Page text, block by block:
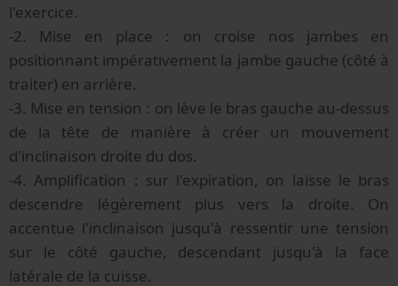
l'exercice.
-2. Mise en place : on croise nos jambes en
positionnant impérativement la jambe gauche (côté à
traiter) en arrière.
-3. Mise en tension : on lève le bras gauche au-dessus
de la tête de manière à créer un mouvement
d'inclinaison droite du dos.
-4. Amplification : sur l'expiration, on laisse le bras
descendre légèrement plus vers la droite. On
accentue l'inclinaison jusqu'à ressentir une tension
sur le côté gauche, descendant jusqu'à la face
latérale de la cuisse.